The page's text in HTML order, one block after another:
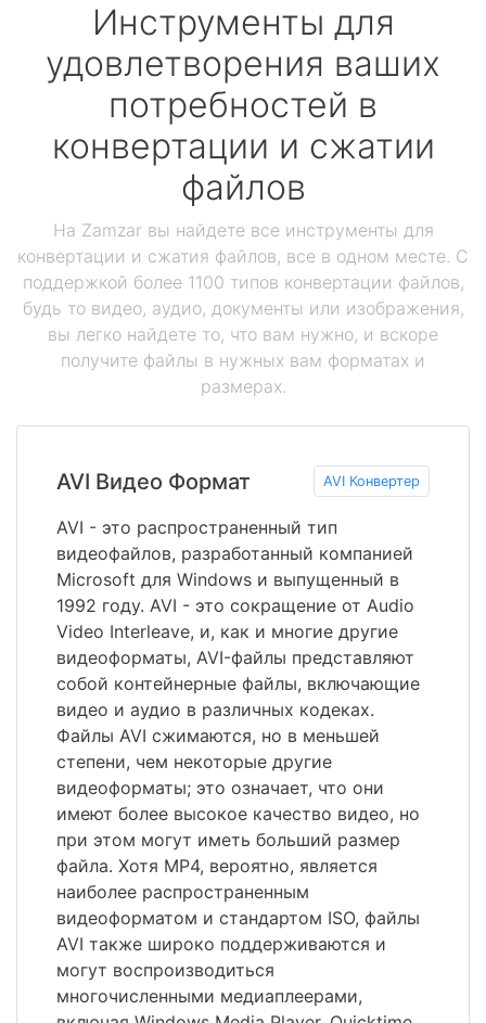
Инструменты для
удовлетворения ваших
потребностей в
конвертации и сжатии
файлов
На Zamzar вы найдете все инструменты для
конвертации и сжатия файлов, все в одном месте. С
поддержкой более 1100 типов конвертации файлов,
будь то видео, аудио, документы или изображения,
вы легко найдете то, что вам нужно, и вскоре
получите файлы в нужных вам форматах и
размерах.
AVI Видео Формат AVI Конвертер
AVI - это распространенный тип
видеофайлов, разработанный компанией
Microsoft для Windows и выпущенный в
1992 году. AVI - это сокращение от Audio
Video Interleave, и, как и многие другие
видеоформаты, AVI-файлы представляют
собой контейнерные файлы, включающие
видео и аудио в различных кодеках.
Файлы AVI сжимаются, но в меньшей
степени, чем некоторые другие
видеоформаты; это означает, что они
имеют более высокое качество видео, но
при этом могут иметь больший размер
файла. Хотя MP4, вероятно, является
наиболее распространенным
видеоформатом и стандартом ISO, файлы
AVI также широко поддерживаются и
могут воспроизводиться
многочисленными медиаплеерами,